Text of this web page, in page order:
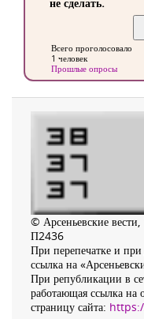
не сделать.
Всего проголосовало
1 человек
Прошлые опросы
© Арсеньевские
П2436
При перепечатке и
ссылка на
При републикации в
работающая ссылка на
страницу сайта: